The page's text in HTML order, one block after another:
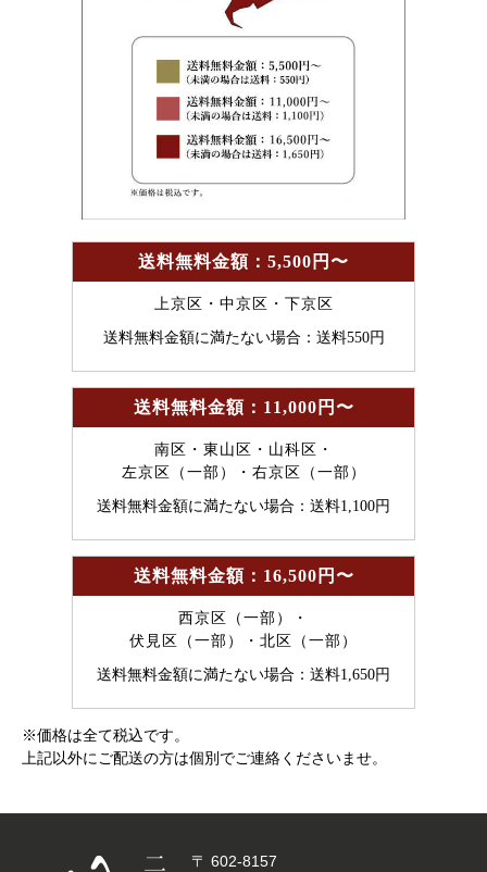
送料無料金額：5,500円〜
上京区・中京区・下京区
送料無料金額に満たない場合：送料550円
送料無料金額：11,000円〜
南区・東山区・山科区・
左京区（一部）・右京区（一部）
送料無料金額に満たない場合：送料1,100円
送料無料金額：16,500円〜
西京区（一部）・
伏見区（一部）・北区（一部）
送料無料金額に満たない場合：送料1,650円
※価格は全て税込です。
上記以外にご配送の方は個別でご連絡くださいませ。
〒 602-8157